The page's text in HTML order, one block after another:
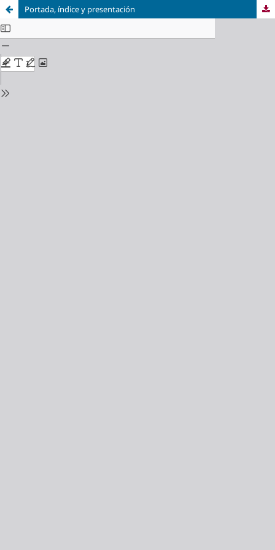
Portada, índice y presentación